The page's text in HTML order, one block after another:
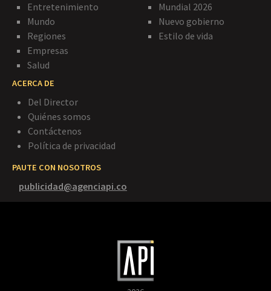
Entretenimiento
Mundo
Regiones
Empresas
Salud
Mundial 2026
Nuevo gobierno
Estilo de vida
ACERCA DE
Del Director
Quiénes somos
Contáctenos
Política de privacidad
PAUTE CON NOSOTROS
publicidad@agenciapi.co